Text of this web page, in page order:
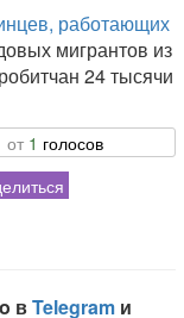
работающих
мигрантов из
24 тысячи
1